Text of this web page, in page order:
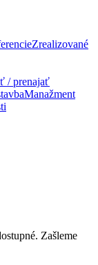
Zrealizované
/ prenajať
Manažment
Zašleme